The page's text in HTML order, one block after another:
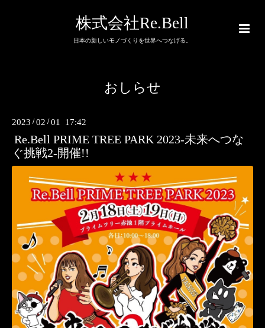
株式会社Re.Bell
日本の新しいモノづくりを世界へつなげる。
おしらせ
2023 /02 /01 17:42
Re.Bell PRIME TREE PARK 2023-未来へつな
ぐ挑戦2-開催!!